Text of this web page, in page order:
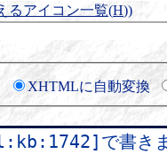
るアイコン一覧(H))
XHTMLに自動変換